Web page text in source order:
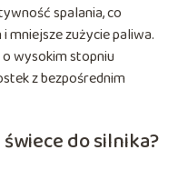
spalania, co
mniejsze zużycie paliwa.
wysokim stopniu
z bezpośrednim
do silnika?